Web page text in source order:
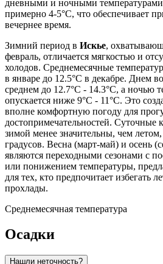
дневными и ночными температурами
примерно 4-5°C, что обеспечивает
вечернее время.
Зимний период в Искье,
февраль, отличается мягкостью и
холодов. Среднемесячные
в январе до 12.5°C в декабре. Днем
среднем до 12.7°C - 14.3°C, а ночью
опускается ниже 9°C - 11°C. Это
вполне комфортную погоду для
достопримечательностей. Суточные
зимой менее значительны, чем
градусов. Весна (март-май) и осень
являются переходными сезонами с
или понижением температуры,
для тех, кто предпочитает избегать
прохлады.
Среднемесячная температура
Осадки
Нашли неточность?